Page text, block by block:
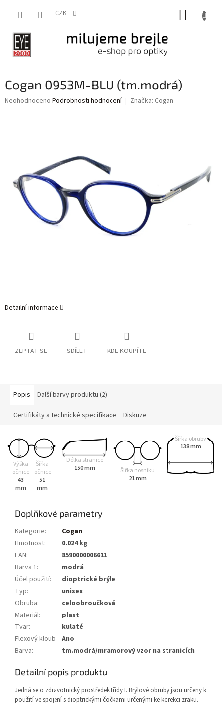
CZK
Cogan 0953M-BLU (tm.modrá)
Průměrné
Neohodnoceno Podrobnosti hodnocení Značka: Cogan
Detailní informace
ZEPTAT SE SDÍLET KDE KOUPÍTE
Popis Další barvy produktu (2)
Certifikáty a technické specifikace Diskuze
Výška
očnice
43
mm
Šířka
očnice
51
mm
Délka stranice
150 mm
Šířka nosníku
21 mm
Šířka obruby
138 mm
Doplňkové parametry
Kategorie:
Cogan
Hmotnost:
0.024 kg
EAN:
8590000006611
Barva 1:
modrá
Účel použití:
dioptrické brýle
Typ:
unisex
Obruba:
celoobroučková
Materiál:
plast
Tvar:
kulaté
Flexový kloub: Ano
Barva: tm.modrá/mramorový vzor na stranicích
Detailní popis produktu
Jedná se o zdravotnický prostředek třídy I. Brýlové obruby jsou určeny k
použití ve spojení s dioptrickými čočkami určenými ke korekci zraku.